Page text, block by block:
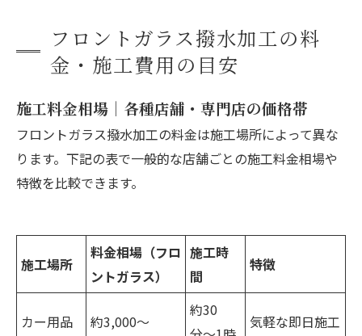
フロントガラス撥水加工の料
金・施工費用の目安
施工料金相場｜各種店舗・専門店の価格帯
フロントガラス撥水加工の料金は施工場所によって異な
ります。下記の表で一般的な店舗ごとの施工料金相場や
特徴を比較できます。
施工場所
料金相場（フロ
ントガラス）
施工時
間
特徴
カー用品
約3,000〜
約30
気軽な即日施工